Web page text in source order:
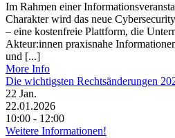
Im Rahmen einer
Charakter wird das neue
– eine kostenfreie Plattform, die
Akteur:innen praxisnahe
und [...]
More Info
Die wichtigsten Rechtsänderungen
22 Jan.
22.01.2026
10:00 - 12:00
Weitere Informationen!